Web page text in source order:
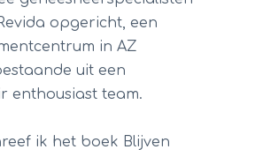
opgericht, een
in AZ
uit een
enthousiast team.
ik het boek Blijven